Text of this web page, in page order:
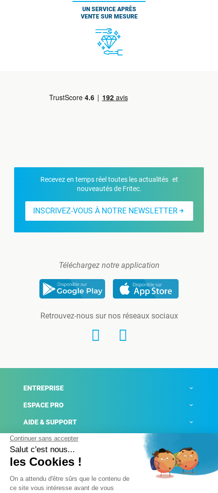
UN SERVICE APRÈS
VENTE SUR MESURE
Recevez en temps réel toutes les actualités et
nouveautés de Fritec.
INSCRIVEZ-VOUS À NOTRE NEWSLETTER
Téléchargez notre application
Retrouvez-nous sur nos réseaux sociaux
ENTREPRISE
ESPACE PRO
AIDE & SUPPORT
ACTUALITÉS
Mentions légales